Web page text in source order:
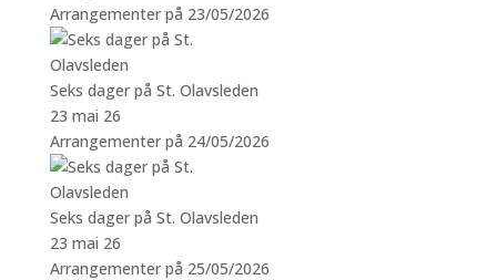
Arrangementer på 23/05/2026
Seks dager på St. Olavsleden
23 mai 26
Arrangementer på 24/05/2026
Seks dager på St. Olavsleden
23 mai 26
Arrangementer på 25/05/2026